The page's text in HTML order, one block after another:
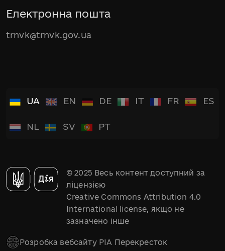
Електронна пошта
trnvk@trnvk.gov.ua
UA EN DE IT FR ES
NL SV PT
© 2025 Весь контент доступний за
ліцензією
Creative Commons Attribution 4.0
International license, якщо не
зазначено інше
Розробка вебсайту РІА Перекресток